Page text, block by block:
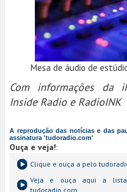
Mesa de áudio de
Com informações da
Inside Radio e RadioINK
A reprodução das notícias e das
assinatura 'tudoradio.com'
Ouça e veja!:
Clique e ouça a pelo
Veja e ouça aqui a
tudoradio.com.